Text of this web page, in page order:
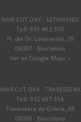
HAIR CUT DAY - LETAMENDI
Telf. 931 463 510
Pl. del Dr. Letamendi, 29
08007 - Barcelona
Ver en Google Maps »
HAIR CUT DAY - TRAVESSERA
Telf. 932 497 614
Travessera de Gràcia, 69
08006 - Barcelona